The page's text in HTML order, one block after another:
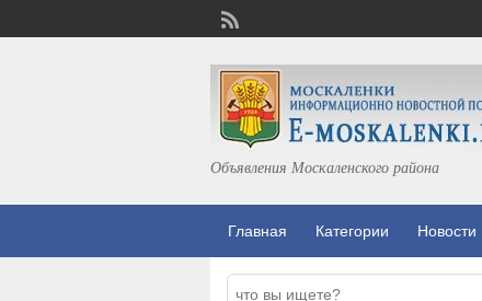
Объявления Москаленского района
Главная Категории Новости